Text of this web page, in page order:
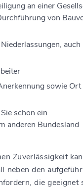
an einer
von
auch
sowie Ort
schon ein
anderen Bundesland
Zuverlässigkeit
neben den
die geeignet